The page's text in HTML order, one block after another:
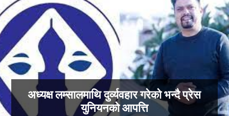
अध्यक्ष लम्सालमाथि दुर्व्यवहार गरेको भन्दै प्रेस
युनियनको आपत्ति